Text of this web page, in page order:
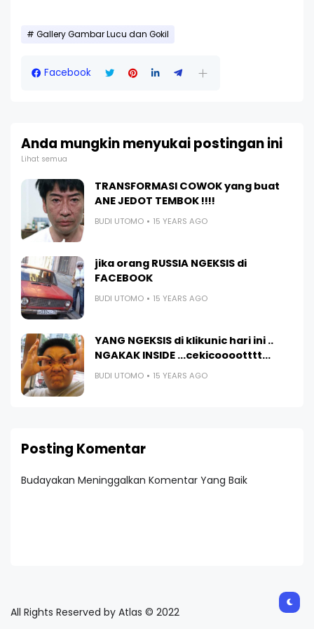
Gallery Gambar Lucu dan Gokil
Facebook
Anda mungkin menyukai postingan ini
Lihat semua
TRANSFORMASI COWOK yang buat
ANE JEDOT TEMBOK !!!!
BUDI UTOMO 15 YEARS AGO
jika orang RUSSIA NGEKSIS di
FACEBOOK
BUDI UTOMO 15 YEARS AGO
YANG NGEKSIS di klikunic hari ini ..
NGAKAK INSIDE ...cekicooootttt...
BUDI UTOMO 15 YEARS AGO
Posting Komentar
Budayakan Meninggalkan Komentar Yang Baik
All Rights Reserved by Atlas © 2022